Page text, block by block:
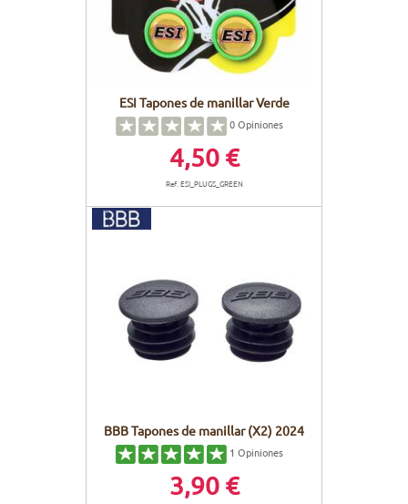
ESI Tapones de manillar Verde
0Opiniones
4,50 €
Ref. ESI_PLUGS_GREEN
BBB Tapones de manillar (X2) 2024
1 Opiniones
3,90 €